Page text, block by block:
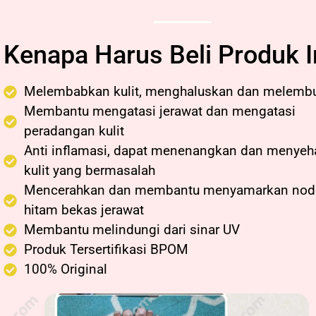
Kenapa Harus Beli Produk
Melembabkan kulit, menghaluskan dan
Membantu mengatasi jerawat dan mengatasi
peradangan kulit
Anti inflamasi, dapat menenangkan dan
kulit yang bermasalah
Mencerahkan dan membantu menyamarkan
hitam bekas jerawat
Membantu melindungi dari sinar UV
Produk Tersertifikasi BPOM
100% Original